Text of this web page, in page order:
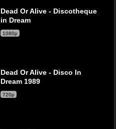
Dead Or Alive - Discotheque
in Dream
1080p
Dead Or Alive - Disco In
Dream 1989
720p